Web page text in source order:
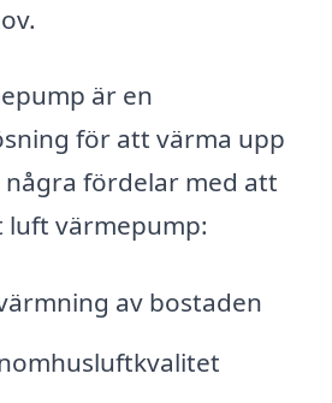
är en
för att värma upp
fördelar med att
luft värmepump:
av bostaden